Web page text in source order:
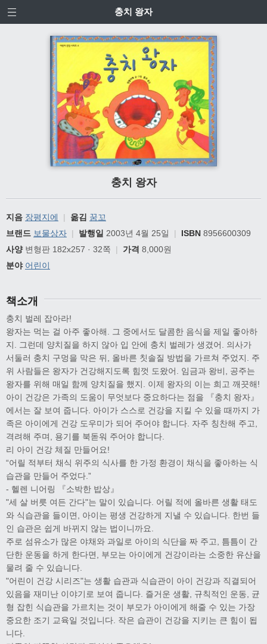
충치 왕자
충치 왕자
지음 장평지에 | 옮김 꿈꼬
브랜드 보물상자 | 발행일 2003년 4월 25일 | ISBN 8956600309
사양변형판 182x257 · 32쪽 | 가격 8,000원
분야 어린이
책소개
충치 벌레 잡아라!
왕자는 먹는 걸 아주 좋아해. 그 중에서도 달콤한 음식을 제일 좋아하
지. 그런데 양치질을 하지 않아 입 안에 충치 벌레가 생겼어. 의사가
서둘러 충치 구멍을 막은 뒤, 올바른 칫솔질 방법을 가르쳐 주었지. 주
위 사람들은 왕자가 건강해지도록 힘껏 도왔어. 임금과 왕비, 공주는
왕자를 위해 매일 함께 양치질을 했지. 이제 왕자의 이는 희고 깨끗해!
아이 건강은 가족의 도움이 무엇보다 중요하다는 점을 『충치 왕자』
에서는 잘 보여 줍니다. 아이가 스스로 건강을 지킬 수 있을 때까지 가
족은 아이에게 건강 도우미가 되어 주어야 합니다. 자주 칭찬해 주고,
격려해 주며, 용기를 북돋워 주어야 합니다.
리 아이 건강 체질 만들어요!
“어릴 적부터 채식 위주의 식사를 한 가정 환경이 채식을 좋아하는 식
습관을 만들어 주었다.”
- 헬렌 니어링 『소박한 밥상』
"세 살 버릇 여든 간다"는 말이 있습니다. 어릴 적에 올바른 생활 태도
와 식습관을 들이면, 아이는 평생 건강하게 지낼 수 있습니다. 한번 들
인 습관은 쉽게 바뀌지 않는 법이니까요.
주로 섬유소가 많은 야채와 과일로 아이의 식단을 짜 주고, 틈틈이 간
단한 운동을 하게 한다면, 부모는 아이에게 건강이라는 소중한 유산을
물려 줄 수 있습니다.
"어린이 건강 시리즈"는 생활 습관과 식습관이 아이 건강과 직결되어
있음을 재미난 이야기로 보여 줍니다. 즐거운 생활, 규칙적인 운동, 균
형 잡힌 식습관을 가르치는 것이 부모가 아이에게 해줄 수 있는 가장
중요한 조기 교육일 것입니다. 작은 습관이 건강을 지키는 큰 힘이 됩
니다.